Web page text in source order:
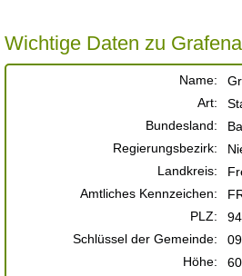
Wichtige Daten zu
Name:
Art:
Bundesland:
Regierungsbezirk:
Landkreis:
Amtliches Kennzeichen:
PLZ:
Schlüssel der Gemeinde:
Höhe: